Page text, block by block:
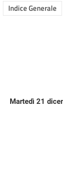
Indice Generale
Martedì 21